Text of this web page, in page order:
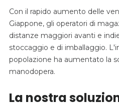
Con il rapido aumento delle
Giappone, gli operatori di
distanze maggiori avanti e
stoccaggio e di imballaggio.
popolazione ha aumentato la
manodopera.
La nostra